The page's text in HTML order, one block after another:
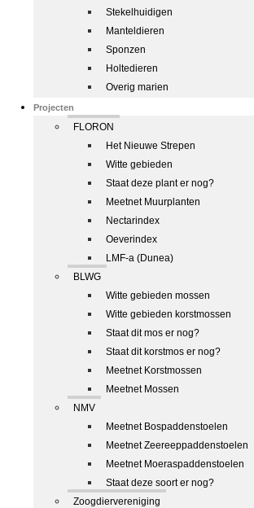
Stekelhuidigen
Manteldieren
Sponzen
Holtedieren
Overig marien
Projecten
FLORON
Het Nieuwe Strepen
Witte gebieden
Staat deze plant er nog?
Meetnet Muurplanten
Nectarindex
Oeverindex
LMF-a (Dunea)
BLWG
Witte gebieden mossen
Witte gebieden korstmossen
Staat dit mos er nog?
Staat dit korstmos er nog?
Meetnet Korstmossen
Meetnet Mossen
NMV
Meetnet Bospaddenstoelen
Meetnet Zeereeppaddenstoelen
Meetnet Moeraspaddenstoelen
Staat deze soort er nog?
Zoogdiervereniging